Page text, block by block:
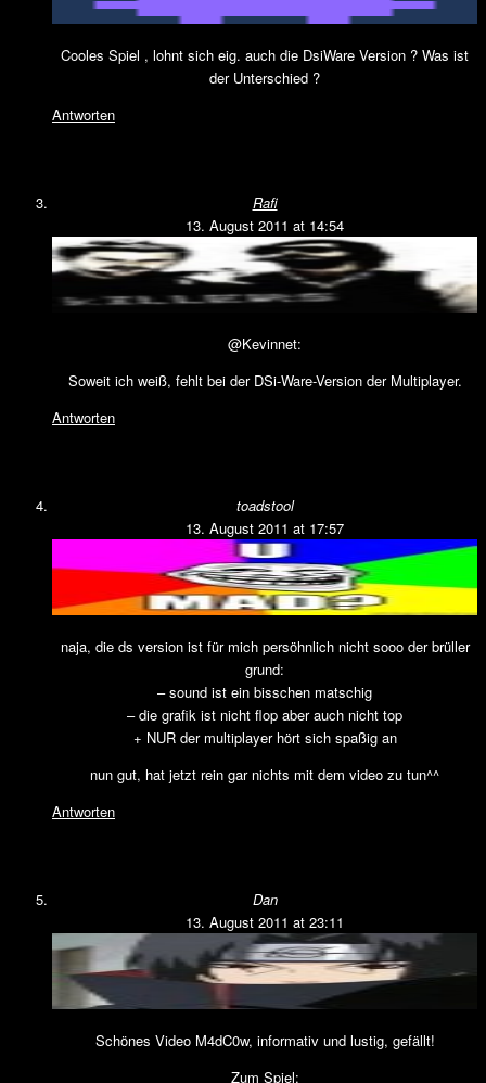
Cooles Spiel , lohnt sich eig. auch die DsiWare Version ? Was ist
der Unterschied ?
Antworten
Rafi
13. August 2011 at 14:54
@Kevinnet:
Soweit ich weiß, fehlt bei der DSi-Ware-Version der Multiplayer.
Antworten
toadstool
13. August 2011 at 17:57
naja, die ds version ist für mich persöhnlich nicht sooo der brüller
grund:
– sound ist ein bisschen matschig
– die grafik ist nicht flop aber auch nicht top
+ NUR der multiplayer hört sich spaßig an
nun gut, hat jetzt rein gar nichts mit dem video zu tun^^
Antworten
Dan
13. August 2011 at 23:11
Schönes Video M4dC0w, informativ und lustig, gefällt!
Zum Spiel: